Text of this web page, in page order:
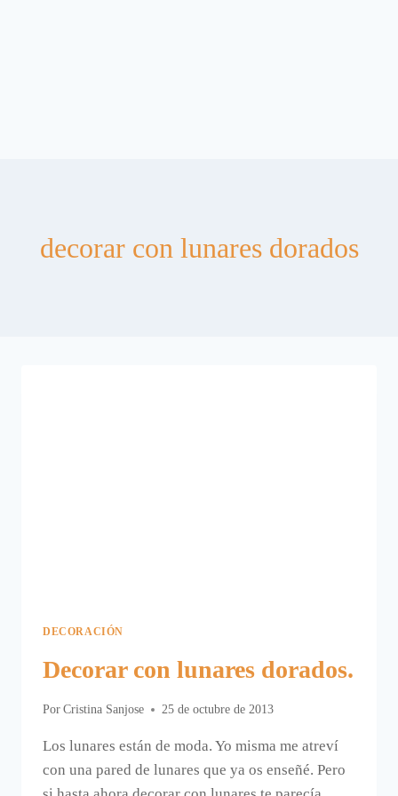
decorar con lunares dorados
DECORACIÓN
Decorar con lunares dorados.
Por Cristina Sanjose 25 de octubre de 2013
Los lunares están de moda. Yo misma me atreví
con una pared de lunares que ya os enseñé. Pero